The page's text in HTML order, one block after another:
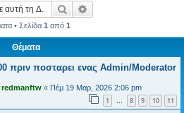
η
Αναζήτηση
• Σελίδα 1 από 1
Θέματα
πριν ποσταρει ενας Admin/Moderator
redmanftw « Πέμ 19 Μαρ, 2026 2:06 pm
1 … 8 9 10 11